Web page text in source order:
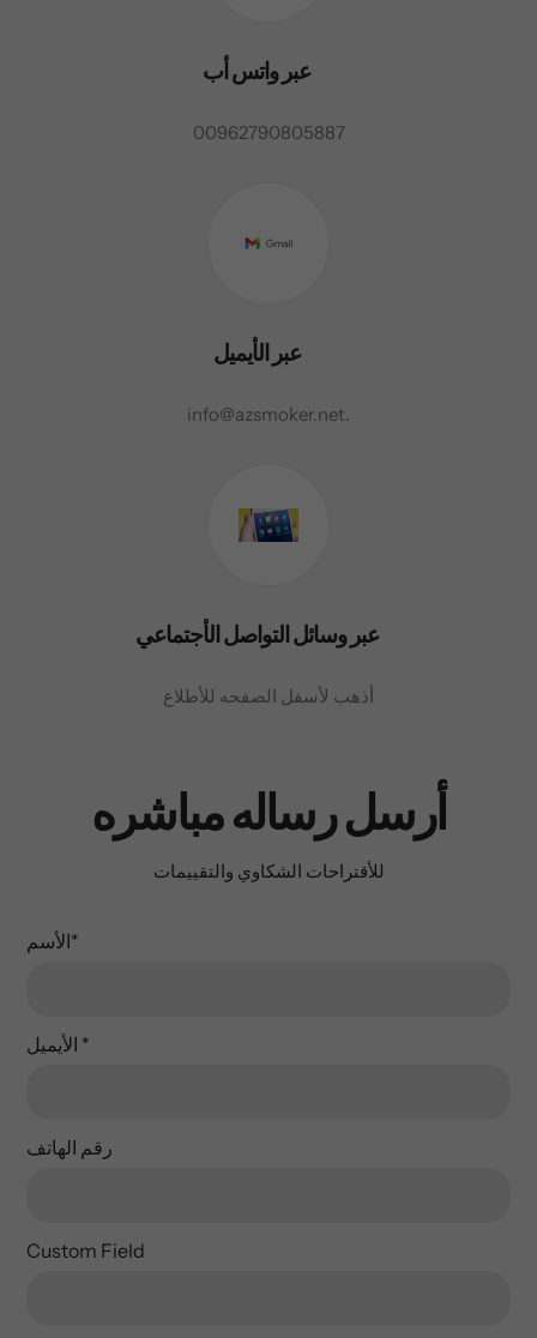
عبر واتس أب
00962790805887
عبر الأيميل
info@azsmoker.net.
عبر وسائل التواصل الأجتماعي
أذهب لأسفل الصفحه للأطلاع
أرسل رساله مباشره
للأقتراحات الشكاوي والتقييمات
الأسم*
*
رقم الهاتف
Custom Field